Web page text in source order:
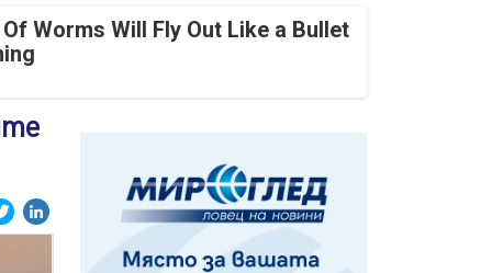
Worms Will Fly Out Like a Bullet